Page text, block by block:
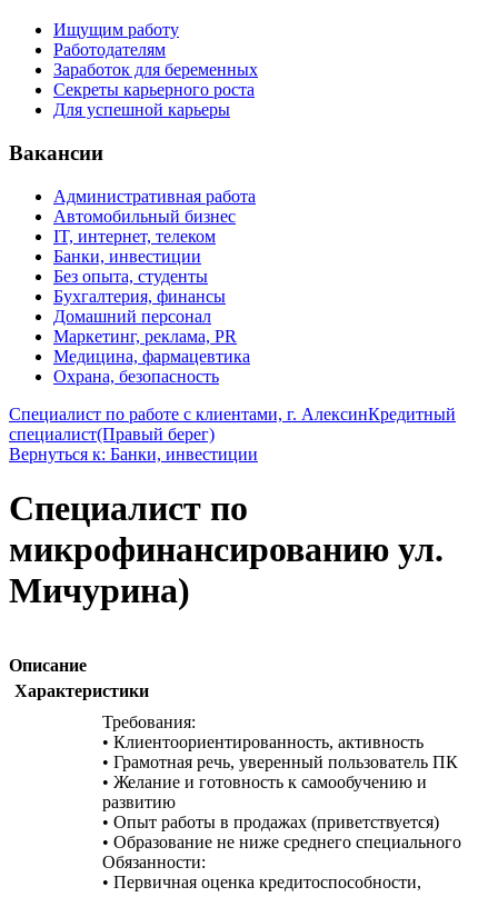
Ищущим работу
Работодателям
Заработок для беременных
Секреты карьерного роста
Для успешной карьеры
Вакансии
Административная работа
Автомобильный бизнес
IT, интернет, телеком
Банки, инвестиции
Без опыта, студенты
Бухгалтерия, финансы
Домашний персонал
Маркетинг, реклама, PR
Медицина, фармацевтика
Охрана, безопасность
Специалист по работе с клиентами, г. АлексинКредитный
специалист(Правый берег)
Вернуться к: Банки, инвестиции
Специалист по
микрофинансированию ул.
Мичурина)
Описание
Характеристики
Требования:
• Клиентоориентированность, активность
• Грамотная речь, уверенный пользователь ПК
• Желание и готовность к самообучению и
развитию
• Опыт работы в продажах (приветствуется)
• Образование не ниже среднего специального
Обязанности:
• Первичная оценка кредитоспособности,